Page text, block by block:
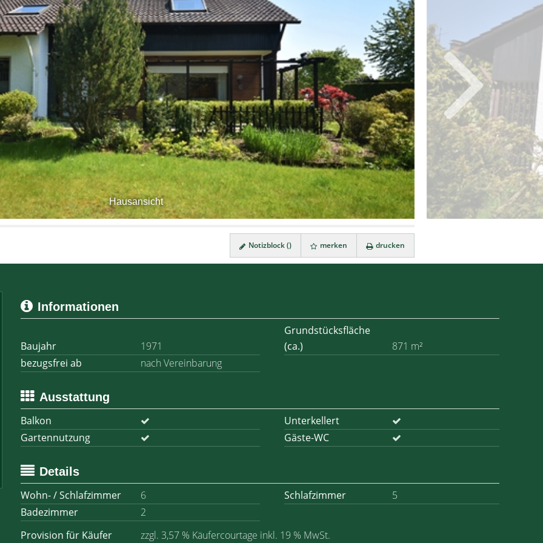
Hausansicht
Notizblock () merken drucken
Informationen
Baujahr 1971
Grundstücksfläche
(ca.)
871 m²
bezugsfrei ab
nach Vereinbarung
Ausstattung
Balkon
Unterkellert
Gartennutzung
Gäste-WC
Details
Wohn- / Schlafzimmer
6 Schlafzimmer
5
Badezimmer
2
Provision für Käufer
zzgl. 3,57 % Käufercourtage inkl. 19 % MwSt.